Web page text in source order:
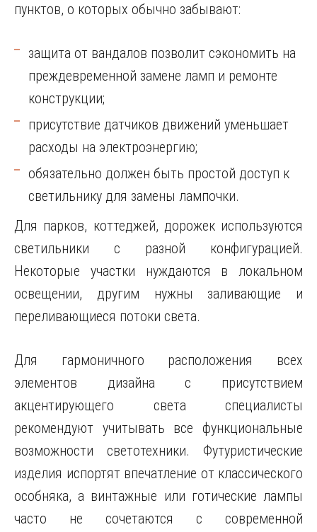
пунктов, о которых обычно забывают:
защита от вандалов позволит сэкономить на
преждевременной замене ламп и ремонте
конструкции;
присутствие датчиков движений уменьшает
расходы на электроэнергию;
обязательно должен быть простой доступ к
светильнику для замены лампочки.
Для парков, коттеджей, дорожек используются
светильники с разной конфигурацией.
Некоторые участки нуждаются в локальном
освещении, другим нужны заливающие и
переливающиеся потоки света.
Для гармоничного расположения всех
элементов дизайна с присутствием
акцентирующего света специалисты
рекомендуют учитывать все функциональные
возможности светотехники. Футуристические
изделия испортят впечатление от классического
особняка, а винтажные или готические лампы
часто не сочетаются с современной